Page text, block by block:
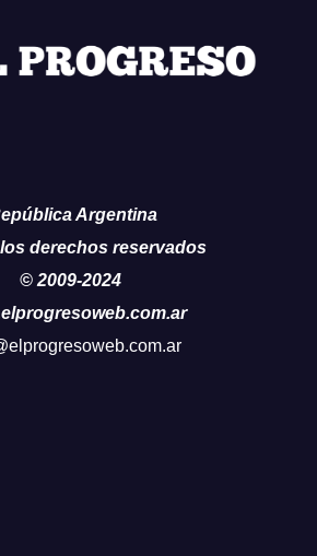
Argentina
derechos reservados
© 2009-2024